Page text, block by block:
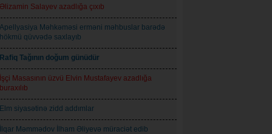
Əlizamin Salayev azadlığa çıxıb
Apellyasiya Məhkəməsi erməni məhbuslar barədə
hökmü qüvvədə saxlayıb
Rafiq Tağının doğum günüdür
İşçi Masasının üzvü Elvin Mustafayev azadlığa
buraxılıb
Elm siyasətinə zidd addımlar
İlqar Məmmədov İlham Əliyevə müraciət edib